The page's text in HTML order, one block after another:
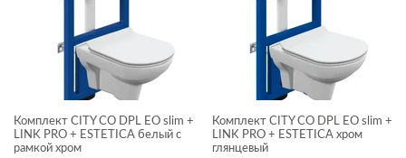
Высота, см
Глубина, см
Комплект CITY CO DPL EO slim +
LINK PRO + ESTETICA белый с
рамкой хром
Комплект CITY CO DPL EO slim +
LINK PRO + ESTETICA хром
глянцевый​